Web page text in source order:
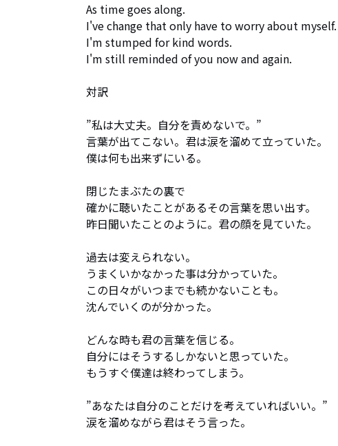
As time goes along.
I've change that only have to worry about myself.
I'm stumped for kind words.
I'm still reminded of you now and again.
対訳
”私は大丈夫。自分を責めないで。”
言葉が出てこない。君は涙を溜めて立っていた。
僕は何も出来ずにいる。
閉じたまぶたの裏で
確かに聴いたことがあるその言葉を思い出す。
昨日聞いたことのように。君の顔を見ていた。
過去は変えられない。
うまくいかなかった事は分かっていた。
この日々がいつまでも続かないことも。
沈んでいくのが分かった。
どんな時も君の言葉を信じる。
自分にはそうするしかないと思っていた。
もうすぐ僕達は終わってしまう。
”あなたは自分のことだけを考えていればいい。”
涙を溜めながら君はそう言った。